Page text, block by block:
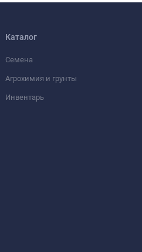
Каталог
Семена
Агрохимия и грунты
Инвентарь